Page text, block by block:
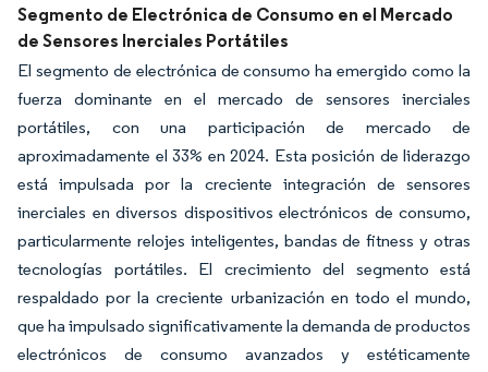
Segmento de Electrónica de Consumo en el Mercado
de Sensores Inerciales Portátiles
El segmento de electrónica de consumo ha emergido como la
fuerza dominante en el mercado de sensores inerciales
portátiles, con una participación de mercado de
aproximadamente el 33% en 2024. Esta posición de liderazgo
está impulsada por la creciente integración de sensores
inerciales en diversos dispositivos electrónicos de consumo,
particularmente relojes inteligentes, bandas de fitness y otras
tecnologías portátiles. El crecimiento del segmento está
respaldado por la creciente urbanización en todo el mundo,
que ha impulsado significativamente la demanda de productos
electrónicos de consumo avanzados y estéticamente